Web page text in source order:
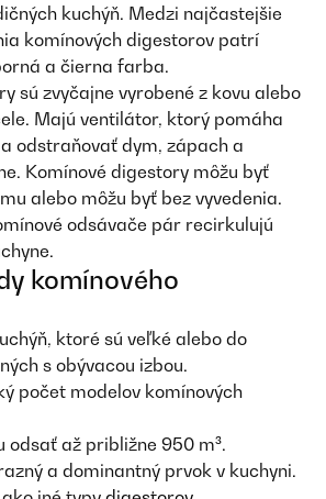
kuchýň. Medzi najčastejšie
komínových digestorov patrí
a čierna farba.
sú zvyčajne vyrobené z kovu alebo
Majú ventilátor, ktorý pomáha
odstraňovať dym, zápach a
Komínové digestory môžu byť
alebo môžu byť bez vyvedenia.
odsávače pár recirkulujú
komínového
ktoré sú veľké alebo do
s obývacou izbou.
počet modelov komínových
odsať až približne 950 m³.
a dominantný prvok v kuchyni.